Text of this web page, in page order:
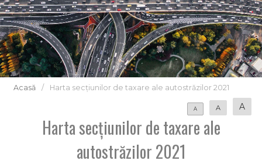
Acasă / Harta secțiunilor de taxare ale autostrăzilor 2021
A A A
Harta secțiunilor de taxare ale
autostrăzilor 2021